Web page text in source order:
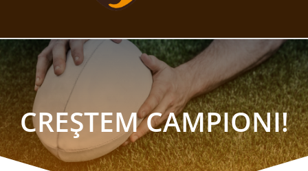
CREȘTEM CAMPIONI!